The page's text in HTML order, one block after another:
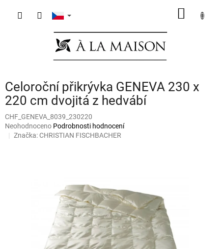
Celoroční přikrývka GENEVA 230 x
220 cm dvojitá z hedvábí
CHF_GENEVA_8039_230220
Průměrné
hodnocení
Neohodnoceno Podrobnosti hodnocení
Značka:CHRISTIAN FISCHBACHER